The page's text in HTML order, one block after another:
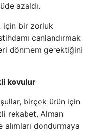
azaldı.
için bir zorluk
canlandırmak
dönmem gerektiğini
kovulur
birçok ürün için
rekabet, Alman
dondurmaya